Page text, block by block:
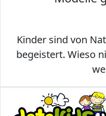
Kinder sind von
begeistert. Wieso